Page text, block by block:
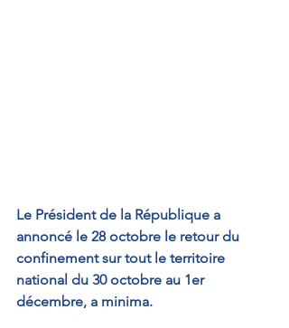
Le Président de la République a
annoncé le 28 octobre le retour du
confinement sur tout le territoire
national du 30 octobre au 1er
décembre, a minima.